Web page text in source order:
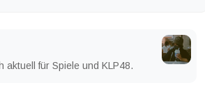
aktuell für Spiele und KLP48.